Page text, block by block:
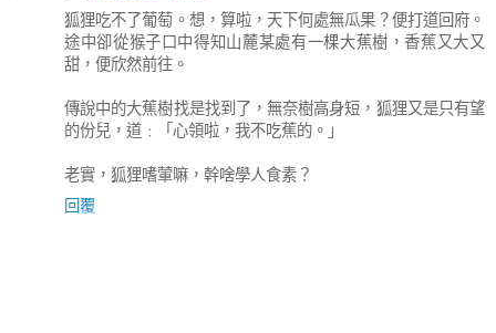
狐狸吃不了葡萄。想，算啦，天下何處無瓜果？便打道回府。
途中卻從猴子口中得知山麓某處有一棵大蕉樹，香蕉又大又
甜，便欣然前往。
傳說中的大蕉樹找是找到了，無奈樹高身短，狐狸又是只有望
的份兒，道﹕「心領啦，我不吃蕉的。」
老實，狐狸嗜葷嘛，幹啥學人食素？
回覆